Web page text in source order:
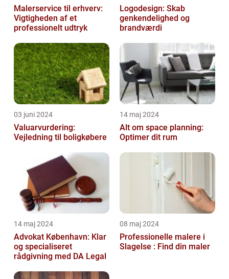
Malerservice til erhverv:
Vigtigheden af et
professionelt udtryk
Logodesign: Skab
genkendelighed og
brandværdi
03 juni 2024
Valuarvurdering:
Vejledning til boligkøbere
14 maj 2024
Alt om space planning:
Optimer dit rum
14 maj 2024
Advokat København: Klar
og specialiseret
rådgivning med DA Legal
08 maj 2024
Professionelle malere i
Slagelse : Find din maler